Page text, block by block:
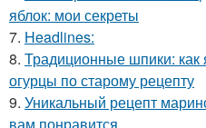
яблок: мои секреты
7. Headlines:
8. Традиционные шпики: как
огурцы по старому рецепту
9. Уникальный рецепт